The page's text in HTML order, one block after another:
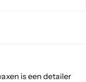
is een detailer